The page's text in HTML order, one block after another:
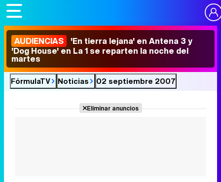
AUDIENCIAS 'En tierra lejana' en Antena 3 y
'Dog House' en La 1 se reparten la noche del
martes
FórmulaTV Noticias 02 septiembre 2007
Eliminar anuncios